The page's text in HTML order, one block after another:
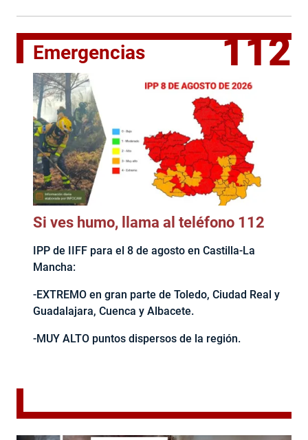
Emergencias 112
Si ves humo, llama al teléfono 112
IPP de IIFF para el 8 de agosto en Castilla-La
Mancha:
-EXTREMO en gran parte de Toledo, Ciudad Real y
Guadalajara, Cuenca y Albacete.
-MUY ALTO puntos dispersos de la región.